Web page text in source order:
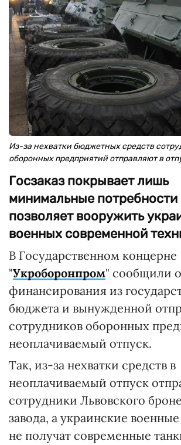
Из-за нехватки бюджетных средств
оборонных предприятий отправляют в
Госзаказ покрывает лишь
минимальные
позволяет вооружить
военных современной
В Государственном концерне
"Укроборонпром" сообщили
финансирования из
бюджета и вынужденной
сотрудников оборонных
неоплачиваемый отпуск.
Так, из-за нехватки средств в
неоплачиваемый отпуск
сотрудники Львовского
завода, а украинские
не получат современные